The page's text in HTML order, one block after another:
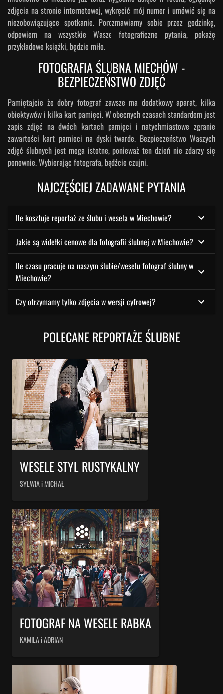
zdjęcia na stronie internetowej, wykręcić mój numer i umówić się na
niezobowiązujące spotkanie. Porozmawiamy sobie przez godzinkę,
odpowiem na wszystkie Wasze fotograficzne pytania, pokażę
przykładowe książki, będzie miło.
FOTOGRAFIA ŚLUBNA MIECHÓW -
BEZPIECZEŃSTWO ZDJĘĆ
Pamiętajcie że dobry fotograf zawsze ma dodatkowy aparat, kilka
obiektywów i kilka kart pamięci. W obecnych czasach standardem jest
zapis zdjęć na dwóch kartach pamięci i natychmiastowe zgranie
zawartości kart pamieci na dyski twarde. Bezpieczeństwo Waszych
zdjęć ślubnych jest mega istotne, ponieważ ten dzień nie zdarzy się
ponownie. Wybierając fotografa, bądźcie czujni.
NAJCZĘŚCIEJ ZADAWANE PYTANIA
Ile kosztuje reportaż ze ślubu i wesela w Miechowie?
Jakie są widełki cenowe dla fotografii ślubnej w Miechowie?
Ile czasu pracuje na naszym ślubie/weselu fotograf ślubny w
Miechowie?
Czy otrzymamy tylko zdjęcia w wersji cyfrowej?
POLECANE REPORTAŻE ŚLUBNE
WESELE STYL RUSTYKALNY
SYLWIA i MICHAŁ
FOTOGRAF NA WESELE RABKA
KAMILA i ADRIAN